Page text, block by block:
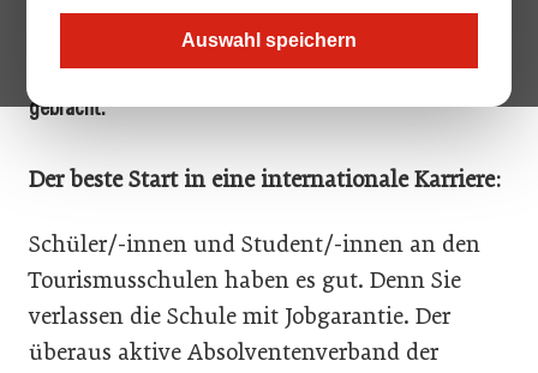
Auswahl speichern
Schlüsselqualifikationen wie Teamfähigkeit,
Persönlichkeitsbildung, Umgangsformen und
verantwortungsbewusstes Führungsverhalten näher
gebracht.
Der beste Start in eine internationale Karriere:
Schüler/-innen und Student/-innen an den
Tourismusschulen haben es gut. Denn Sie
verlassen die Schule mit Jobgarantie. Der
überaus aktive Absolventenverband der